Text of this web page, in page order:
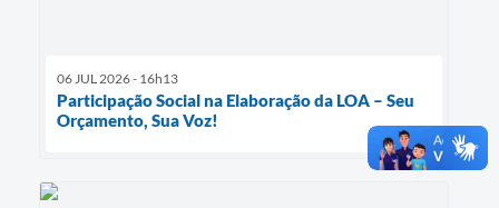
06 JUL 2026 - 16h13
Participação Social na Elaboração da LOA – Seu
Orçamento, Sua Voz!